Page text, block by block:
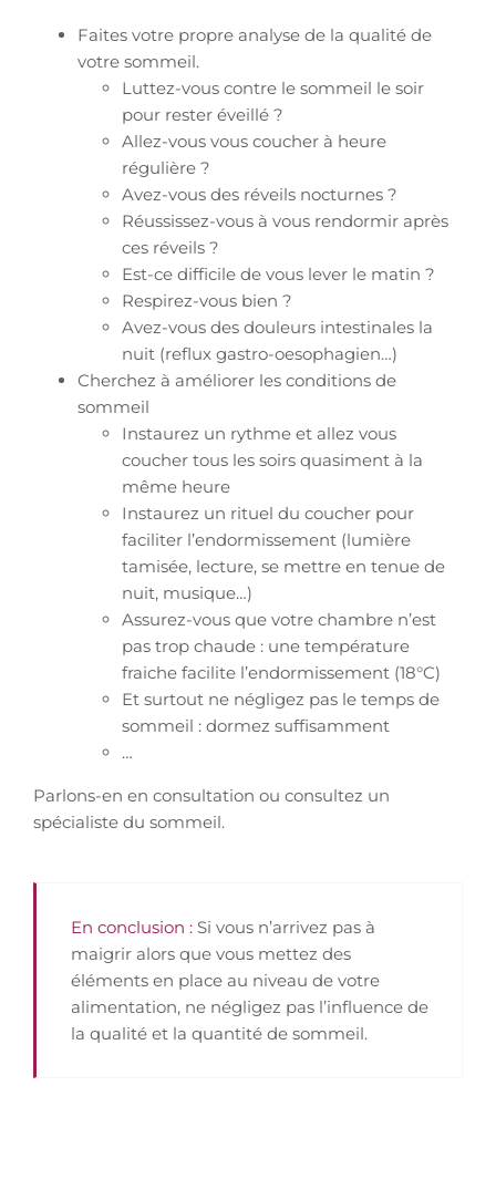
Faites votre propre analyse de la qualité de
votre sommeil.
Luttez-vous contre le sommeil le soir
pour rester éveillé ?
Allez-vous vous coucher à heure
régulière ?
Avez-vous des réveils nocturnes ?
Réussissez-vous à vous rendormir après
ces réveils ?
Est-ce difficile de vous lever le matin ?
Respirez-vous bien ?
Avez-vous des douleurs intestinales la
nuit (reflux gastro-oesophagien…)
Cherchez à améliorer les conditions de
sommeil
Instaurez un rythme et allez vous
coucher tous les soirs quasiment à la
même heure
Instaurez un rituel du coucher pour
faciliter l’endormissement (lumière
tamisée, lecture, se mettre en tenue de
nuit, musique…)
Assurez-vous que votre chambre n’est
pas trop chaude : une température
fraiche facilite l’endormissement (18°C)
Et surtout ne négligez pas le temps de
sommeil : dormez suffisamment
…
Parlons-en en consultation ou consultez un
spécialiste du sommeil.
En conclusion : Si vous n’arrivez pas à
maigrir alors que vous mettez des
éléments en place au niveau de votre
alimentation, ne négligez pas l’influence de
la qualité et la quantité de sommeil.